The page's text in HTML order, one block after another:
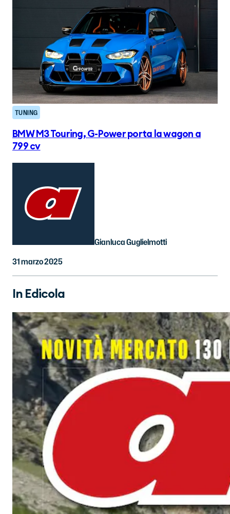
TUNING
BMW M3 Touring, G-Power porta la wagon a
799 cv
Gianluca Guglielmotti
31 marzo 2025
In Edicola